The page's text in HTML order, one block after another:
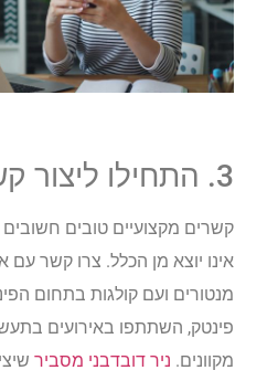
קשרים מקצועיים טובים חשובים
אינו יוצא מן הכלל. צרו קשר עם
מנטורים ועם קולגות בתחום
פינטק, השתתפו באירועים בתעשייה
מקוונים.ניר דובדבני מסביר